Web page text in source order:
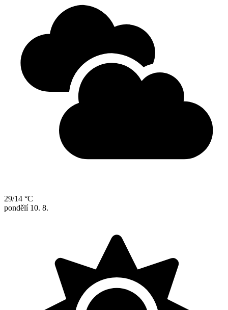
29/14 °C
pondělí 10. 8.